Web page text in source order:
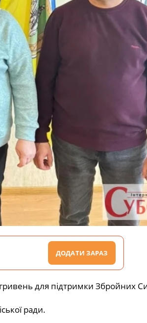
ДОДАТИ ЗАРАЗ
для підтримки Збройних
ради.